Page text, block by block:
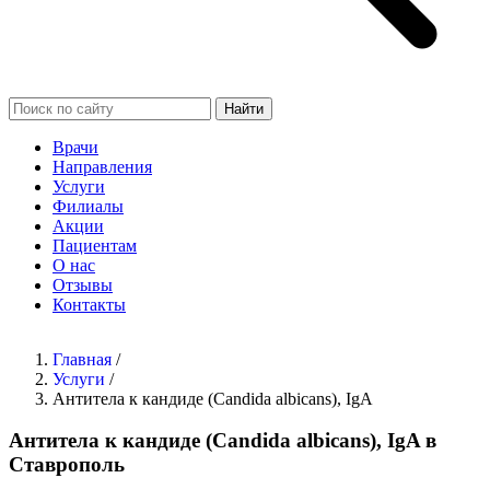
Найти
Врачи
Направления
Услуги
Филиалы
Акции
Пациентам
О нас
Отзывы
Контакты
Главная /
Услуги /
Антитела к кандиде (Candida albicans), IgA
Антитела к кандиде (Candida albicans), IgA в
Ставрополь